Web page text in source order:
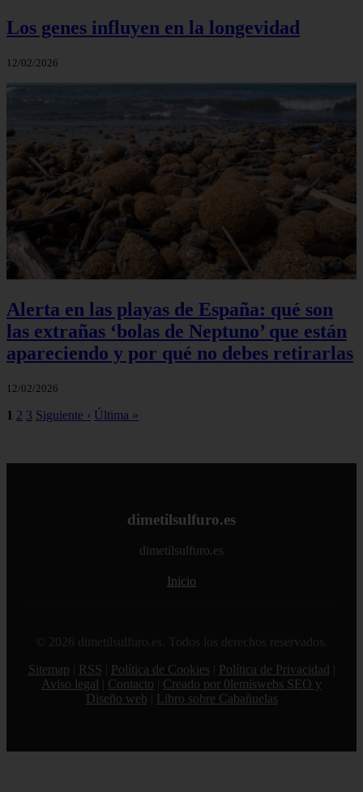
Los genes influyen en la longevidad
12/02/2026
Alerta en las playas de España: qué son
las extrañas ‘bolas de Neptuno’ que están
apareciendo y por qué no debes retirarlas
12/02/2026
1 2 3 Siguiente › Última »
dimetilsulfuro.es
dimetilsulfuro.es
Inicio
© 2026 dimetilsulfuro.es. Todos los derechos reservados.
Sitemap
RSS Política de Cookies Política de Privacidad
Aviso legal
Contacto
Creado por 0lemiswebs SEO y
Diseño web
Libro sobre Cabañuelas